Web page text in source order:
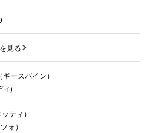
見る
ースバイン）
ィ)
ティ）
ォ）